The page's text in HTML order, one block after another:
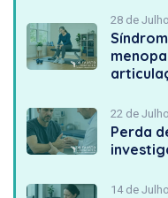
28 de
22 de
Perda
14 de